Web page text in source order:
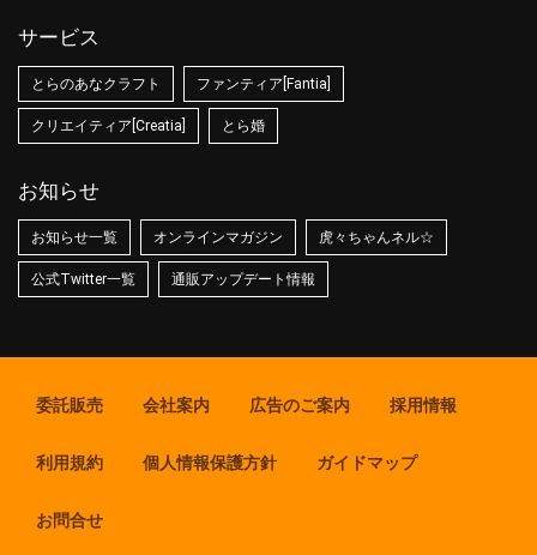
サービス
とらのあなクラフト ファンティア[Fantia]
クリエイティア[Creatia] とら婚
お知らせ
お知らせ一覧 オンラインマガジン 虎々ちゃんネル☆
公式Twitter一覧 通販アップデート情報
委託販売 会社案内 広告のご案内 採用情報
利用規約 個人情報保護方針 ガイドマップ
お問合せ